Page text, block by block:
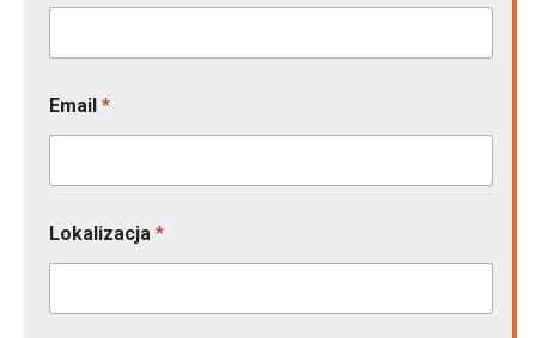
Email *
Lokalizacja *